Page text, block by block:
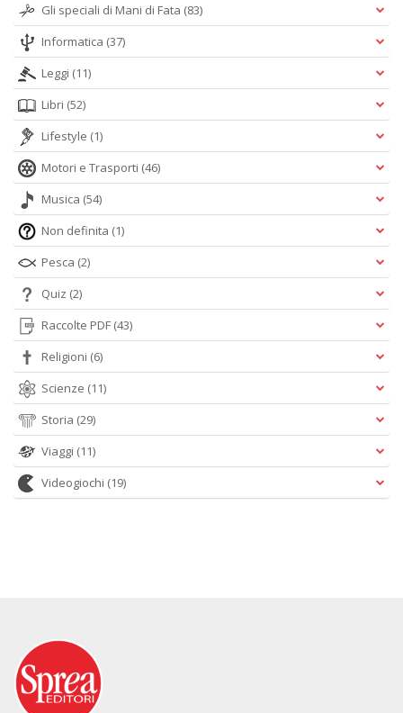
Gli speciali di Mani di Fata (83)
Informatica (37)
Leggi (11)
Libri (52)
Lifestyle (1)
Motori e Trasporti (46)
Musica (54)
Non definita (1)
Pesca (2)
Quiz (2)
Raccolte PDF (43)
Religioni (6)
Scienze (11)
Storia (29)
Viaggi (11)
Videogiochi (19)